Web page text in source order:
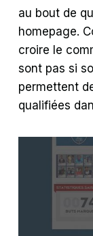
au bout de
homepage.
croire le
sont pas si
permettent
qualifiées